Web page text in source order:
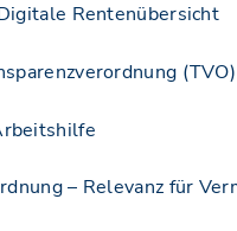
Rentenübersicht
(TVO)
– Relevanz für